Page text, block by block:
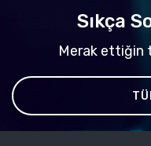
Sıkça
Merak ettiğin